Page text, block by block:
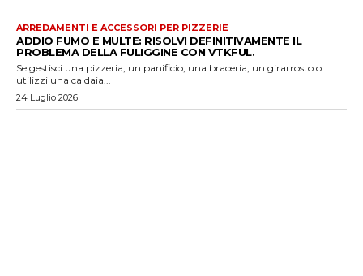
ARREDAMENTI E ACCESSORI PER PIZZERIE
ADDIO FUMO E MULTE: RISOLVI DEFINITIVAMENTE IL
PROBLEMA DELLA FULIGGINE CON VTKFUL.
Se gestisci una pizzeria, un panificio, una braceria, un girarrosto o
utilizzi una caldaia...
24 Luglio 2026